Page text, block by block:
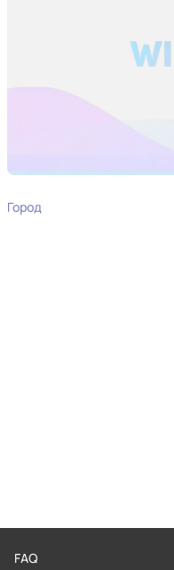
Город
FAQ